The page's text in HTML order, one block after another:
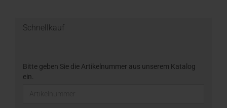
Schnellkauf
Bitte geben Sie die Artikelnummer aus unserem Katalog
ein.